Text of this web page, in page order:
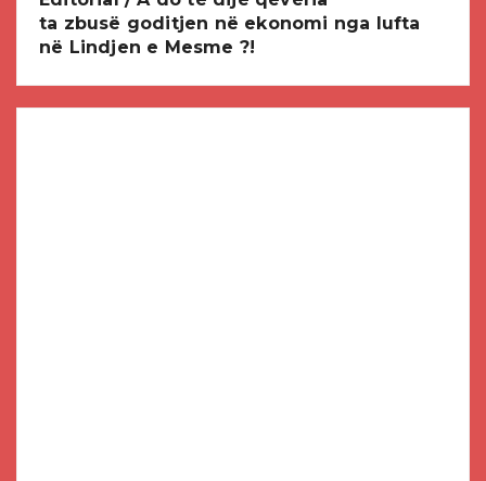
ta zbusë goditjen në ekonomi nga lufta
në Lindjen e Mesme ?!